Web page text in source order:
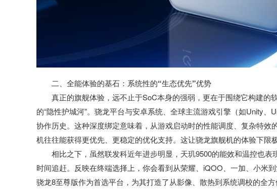
二、全能体验的基石：系统性的“生态优先”优势
真正的旗舰体验，远不止于SoC本身的强弱，更在于围绕它构建的
的“隐性护城河”。骁龙平台与安卓系统、全球主流游戏引擎（如Unity
协作历史。这种深度绑定意味着，从游戏启动时的性能调度、复杂特
机往往能获得更优先、更稳定的优化支持。这让骁龙旗舰机的体验下限
相比之下，虽然联发科近年进步明显，天玑9500的能效和温控也
时间追赶。反映在终端选择上，你会看到从荣耀、iQOO、一加、小米
骁龙8至尊版作为首选平台，为其打造了从影像、散热到系统调校的全方